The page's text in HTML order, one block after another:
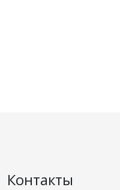
Контакты